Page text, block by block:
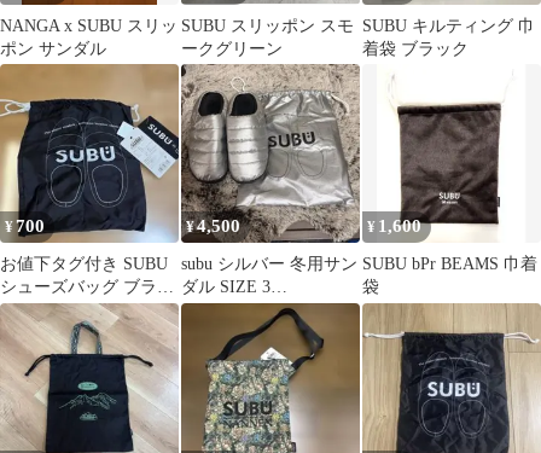
NANGA x SUBU スリッ
ポン サンダル
SUBU スリッポン スモ
ークグリーン
SUBU キルティング 巾
着袋 ブラック
¥700
お値下タグ付き SUBU
シューズバッグ ブラッ
ク 巾着袋
¥4,500
subu シルバー 冬用サン
ダル SIZE 3
28.0~29.5cm
¥ 1,600
SUBU bPr BEAMS 巾着
袋